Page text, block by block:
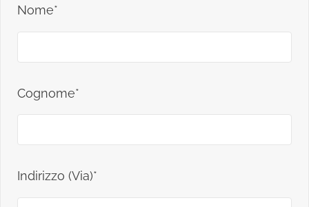
Nome*
Cognome*
Indirizzo (Via)*